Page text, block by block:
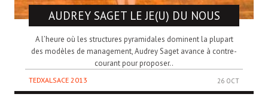
AUDREY SAGETLE JE(U) DU NOUS
A l’heure où les structures pyramidales dominent la plupart
des modèles de management, Audrey Saget avance à contre-
courant pour proposer..
TEDXALSACE 2013 26 OCT